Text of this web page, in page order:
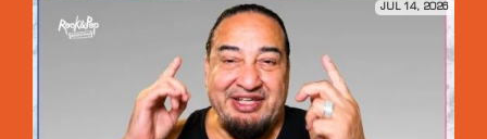
JUL 14, 2026